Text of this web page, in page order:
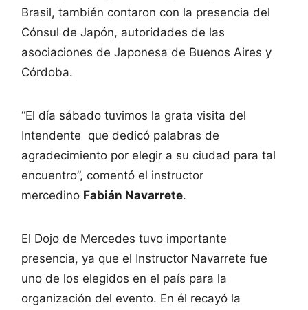
Brasil, también contaron con la presencia del
Cónsul de Japón, autoridades de las
asociaciones de Japonesa de Buenos Aires y
Córdoba.
“El día sábado tuvimos la grata visita del
Intendente que dedicó palabras de
agradecimiento por elegir a su ciudad para tal
encuentro”, comentó el instructor
mercedino Fabián Navarrete.
El Dojo de Mercedes tuvo importante
presencia, ya que el Instructor Navarrete fue
uno de los elegidos en el país para la
organización del evento. En él recayó la